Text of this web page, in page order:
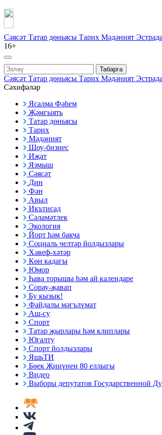
Сәясәт Татар дөньясы Тарих Мәдәният Эстрада
16+
Табарга
Сәясәт Татар дөньясы Тарих Мәдәният Эстрада
Сәхифәләр
Ясалма Фәһем
Җәмгыять
Татар дөньясы
Тарих
Мәдәният
Шоу-бизнес
Иҗат
Язмыш
Сәясәт
Дин
Фән
Авыл
Икътисад
Сәламәтлек
Экология
Йорт һәм бакча
Социаль челтәр йолдызлары
Хәвеф-хәтәр
Көн кадагы
Юмор
Һава торышы һәм ай календаре
Сорау-җавап
Бу кызык!
Файдалы мәгълүмат
Аш-су
Спорт
Татар җырлары һәм клиплары
Югалту
Спорт йолдызлары
ЯшьТИ
Бөек Җиңүнең 80 еллыгы
Видео
Выборы депутатов Государственной